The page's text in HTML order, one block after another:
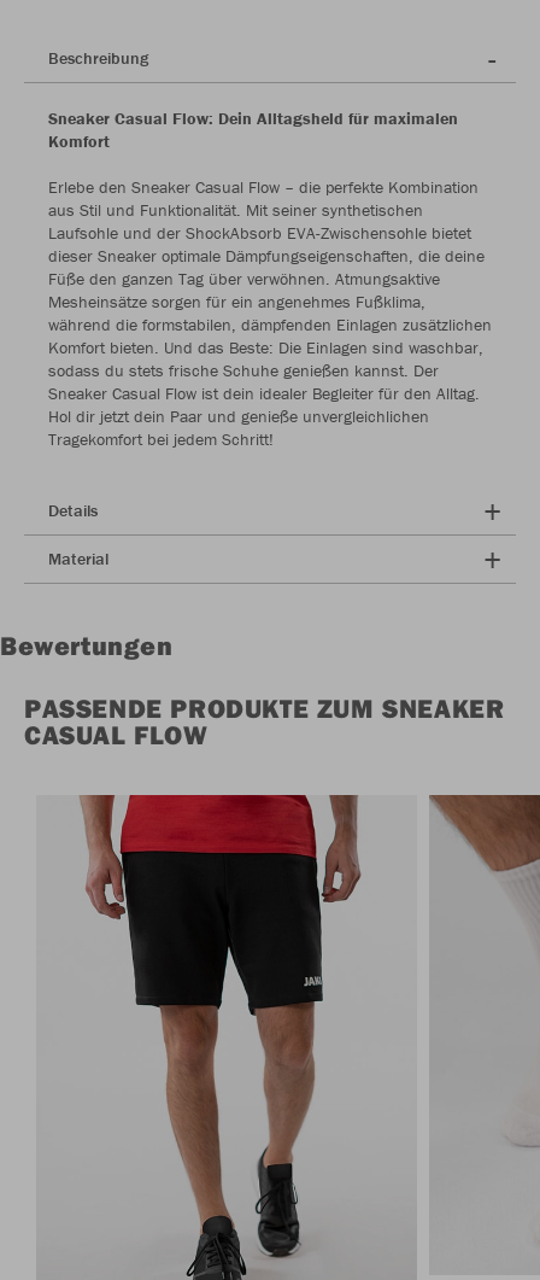
Beschreibung
Sneaker Casual Flow: Dein Alltagsheld für maximalen
Komfort
Erlebe den Sneaker Casual Flow – die perfekte Kombination
aus Stil und Funktionalität. Mit seiner synthetischen
Laufsohle und der ShockAbsorb EVA-Zwischensohle bietet
dieser Sneaker optimale Dämpfungseigenschaften, die deine
Füße den ganzen Tag über verwöhnen. Atmungsaktive
Mesheinsätze sorgen für ein angenehmes Fußklima,
während die formstabilen, dämpfenden Einlagen zusätzlichen
Komfort bieten. Und das Beste: Die Einlagen sind waschbar,
sodass du stets frische Schuhe genießen kannst. Der
Sneaker Casual Flow ist dein idealer Begleiter für den Alltag.
Hol dir jetzt dein Paar und genieße unvergleichlichen
Tragekomfort bei jedem Schritt!
Details
Material
Bewertungen
PASSENDE PRODUKTE ZUM SNEAKER
CASUAL FLOW